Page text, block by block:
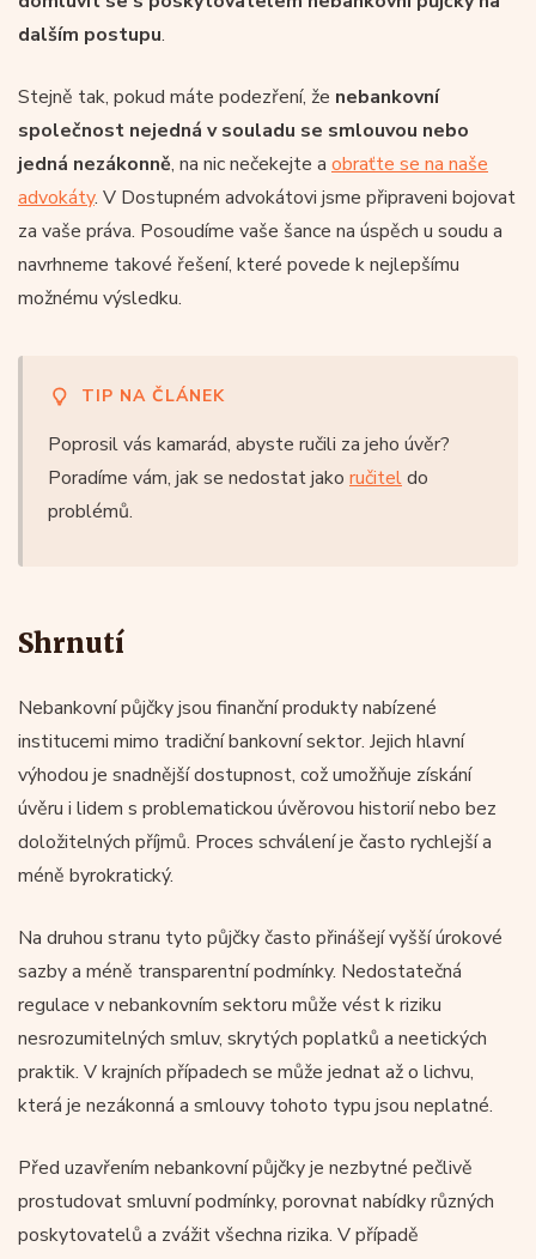
dalším postupu.
Stejně tak, pokud máte podezření, že nebankovní
společnost nejedná v souladu se smlouvou nebo
jedná nezákonně, na nic nečekejte a obraťte se na naše
advokáty. V Dostupném advokátovi jsme připraveni bojovat
za vaše práva. Posoudíme vaše šance na úspěch u soudu a
navrhneme takové řešení, které povede k nejlepšímu
možnému výsledku.
TIP NA ČLÁNEK
Poprosil vás kamarád, abyste ručili za jeho úvěr?
Poradíme vám, jak se nedostat jako ručiteldo
problémů.
Shrnutí
Nebankovní půjčky jsou finanční produkty nabízené
institucemi mimo tradiční bankovní sektor. Jejich hlavní
výhodou je snadnější dostupnost, což umožňuje získání
úvěru i lidem s problematickou úvěrovou historií nebo bez
doložitelných příjmů. Proces schválení je často rychlejší a
méně byrokratický.
Na druhou stranu tyto půjčky často přinášejí vyšší úrokové
sazby a méně transparentní podmínky. Nedostatečná
regulace v nebankovním sektoru může vést k riziku
nesrozumitelných smluv, skrytých poplatků a neetických
praktik. V krajních případech se může jednat až o lichvu,
která je nezákonná a smlouvy tohoto typu jsou neplatné.
Před uzavřením nebankovní půjčky je nezbytné pečlivě
prostudovat smluvní podmínky, porovnat nabídky různých
poskytovatelů a zvážit všechna rizika. V případě